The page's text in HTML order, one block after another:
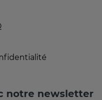
notre newsletter